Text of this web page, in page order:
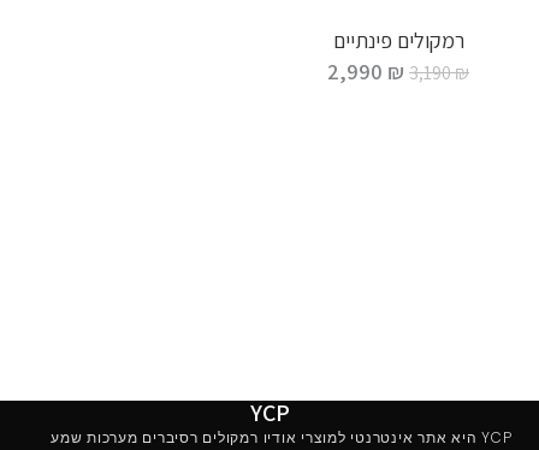
רמקולים פינתיים
3,190₪
2,990 ₪
YCP
YCP היא אתר אינטרנטי למוצרי אודיו רמקולים רסיברים מערכות שמע